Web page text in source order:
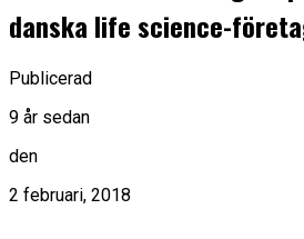
danska life science-
Publicerad
9 år sedan
den
2 februari, 2018